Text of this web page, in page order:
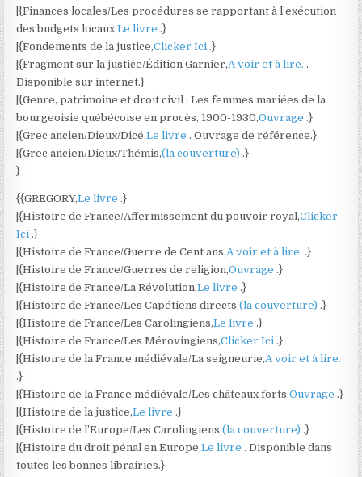
|{Finances locales/Les procédures se rapportant à l’exécution
des budgets locaux,Le livre.}
|{Fondements de la justice,Clicker Ici.}
|{Fragment sur la justice/Édition Garnier,A voir et à lire..
Disponible sur internet.}
|{Genre, patrimoine et droit civil : Les femmes mariées de la
bourgeoisie québécoise en procès, 1900-1930,Ouvrage.}
|{Grec ancien/Dieux/Dicé,Le livre. Ouvrage de référence.}
|{Grec ancien/Dieux/Thémis,(la couverture).}
}
{{GREGORY,Le livre.}
|{Histoire de France/Affermissement du pouvoir royal,Clicker
Ici.}
|{Histoire de France/Guerre de Cent ans,A voir et à lire..}
|{Histoire de France/Guerres de religion,Ouvrage.}
|{Histoire de France/La Révolution,Le livre.}
|{Histoire de France/Les Capétiens directs,(la couverture).}
|{Histoire de France/Les Carolingiens,Le livre.}
|{Histoire de France/Les Mérovingiens,Clicker Ici.}
|{Histoire de la France médiévale/La seigneurie,A voir et à lire.
.}
|{Histoire de la France médiévale/Les châteaux forts,Ouvrage.}
|{Histoire de la justice,Le livre.}
|{Histoire de l’Europe/Les Carolingiens,(la couverture).}
|{Histoire du droit pénal en Europe,Le livre. Disponible dans
toutes les bonnes librairies.}